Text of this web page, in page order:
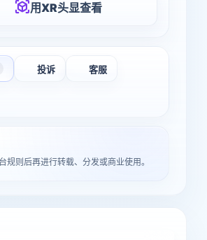
用XR头显查看
投诉 客服
则后再进行转载、分发或商业使用。